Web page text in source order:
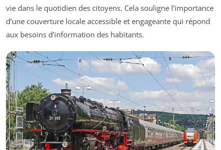
vie dans le quotidien des citoyens. Cela souligne l’importance
d’une couverture locale accessible et engageante qui répond
aux besoins d’information des habitants.